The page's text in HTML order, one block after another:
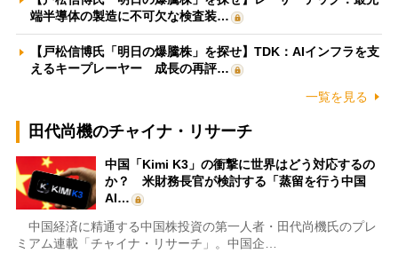
端半導体の製造に不可欠な検査装…
【戸松信博氏「明日の爆騰株」を探せ】TDK：AIインフラを支
えるキープレーヤー 成長の再評…
一覧を見る
田代尚機のチャイナ・リサーチ
中国「Kimi K3」の衝撃に世界はどう対応するの
か？ 米財務長官が検討する「蒸留を行う中国
AI…
中国経済に精通する中国株投資の第一人者・田代尚機氏のプレ
ミアム連載「チャイナ・リサーチ」。中国企…